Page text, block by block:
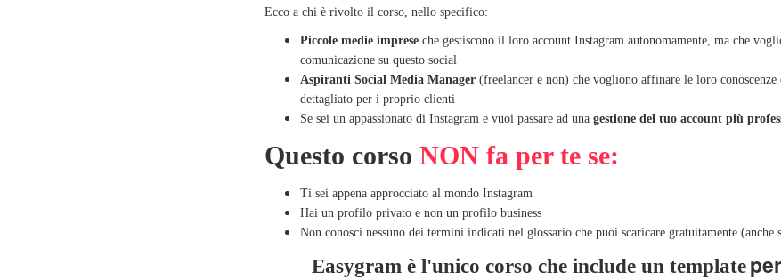
Ecco a chi è rivolto il corso, nello specifico:
Piccole medie imprese che gestiscono il loro account Instagram autonomamente, ma che
comunicazione su questo social
Aspiranti Social Media Manager (freelancer e non) che vogliono affinare le loro
dettagliato per i proprio clienti
Se sei un appassionato di Instagram e vuoi passare ad una gestione del tuo account più
Questo corso NON fa per te se:
Ti sei appena approcciato al mondo Instagram
Hai un profilo privato e non un profilo business
Non conosci nessuno dei termini indicati nel glossario che puoi scaricare gratuitamente (anche
Easygram è l'unico corso che include un template